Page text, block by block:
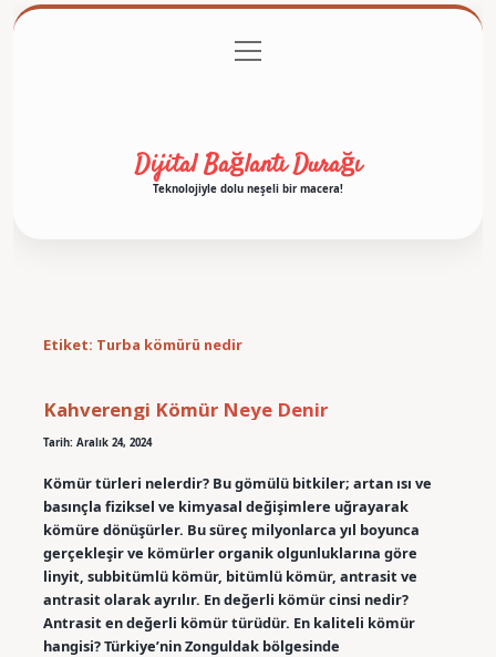
Gizlilik Politikası
menüyü
aç
Dijital Bağlantı Durağı
Teknolojiyle dolu neşeli bir macera!
Etiket: Turba kömürü nedir
Kahverengi Kömür Neye Denir
Tarih: Aralık 24, 2024
Kömür türleri nelerdir? Bu gömülü bitkiler; artan ısı ve
basınçla fiziksel ve kimyasal değişimlere uğrayarak
kömüre dönüşürler. Bu süreç milyonlarca yıl boyunca
gerçekleşir ve kömürler organik olgunluklarına göre
linyit, subbitümlü kömür, bitümlü kömür, antrasit ve
antrasit olarak ayrılır. En değerli kömür cinsi nedir?
Antrasit en değerli kömür türüdür. En kaliteli kömür
hangisi? Türkiye’nin Zonguldak bölgesinde